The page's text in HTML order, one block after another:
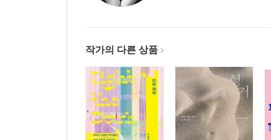
작가의 다른 상품